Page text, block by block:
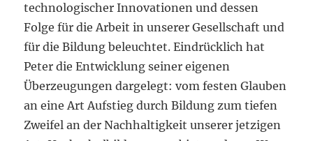
technologischer Innovationen und dessen
Folge für die Arbeit in unserer Gesellschaft und
für die Bildung beleuchtet. Eindrücklich hat
Peter die Entwicklung seiner eigenen
Überzeugungen dargelegt: vom festen Glauben
an eine Art Aufstieg durch Bildung zum tiefen
Zweifel an der Nachhaltigkeit unserer jetzigen